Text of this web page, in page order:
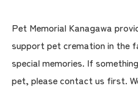
Pet Memorial Kanagawa
support pet cremation in the
special memories. If
pet, please contact us first.